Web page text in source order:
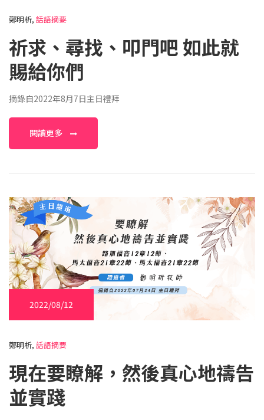
鄭明析, 話語摘要
祈求、尋找、叩門吧 如此就
賜給你們
摘錄自2022年8月7日主日禮拜
閱讀更多
2022/08/12
鄭明析, 話語摘要
現在要瞭解，然後真心地禱告
並實踐